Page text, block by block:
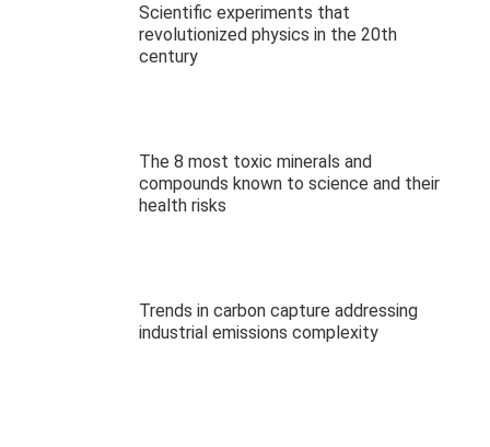
Scientific experiments that
revolutionized physics in the 20th
century
The 8 most toxic minerals and
compounds known to science and their
health risks
Trends in carbon capture addressing
industrial emissions complexity